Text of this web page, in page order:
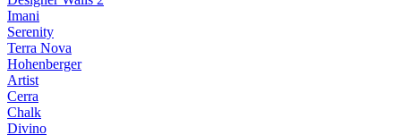
Imani
Serenity
Terra Nova
Hohenberger
Artist
Cerra
Chalk
Divino